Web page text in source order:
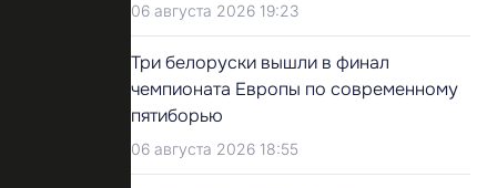
06 августа 2026 19:23
Три белоруски вышли в финал
чемпионата Европы по современному
пятиборью
06 августа 2026 18:55